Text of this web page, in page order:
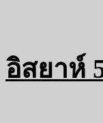
อิสยาห์